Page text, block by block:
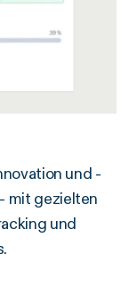
und -
mit gezielten
und